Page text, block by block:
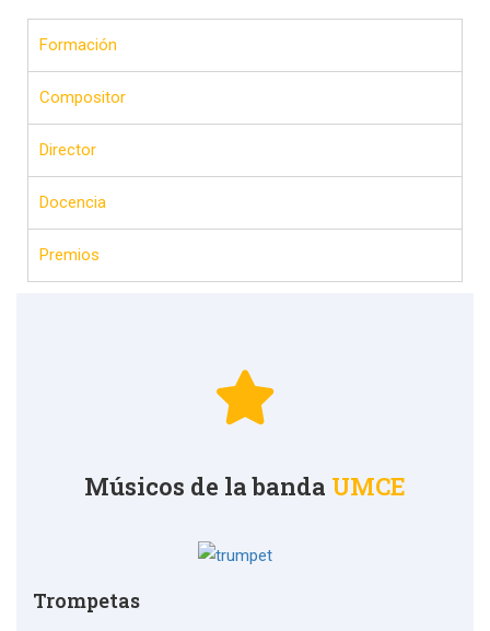
Formación
Compositor
Director
Docencia
Premios
Músicos de la banda UMCE
Trompetas